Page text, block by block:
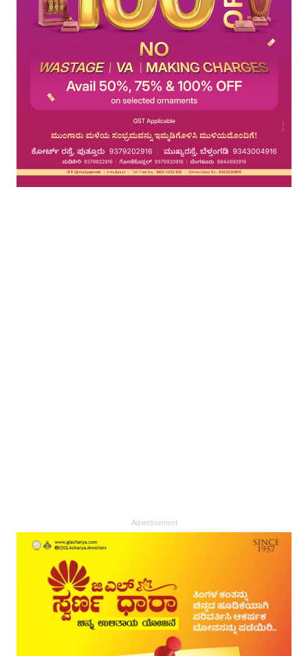
Advertisement